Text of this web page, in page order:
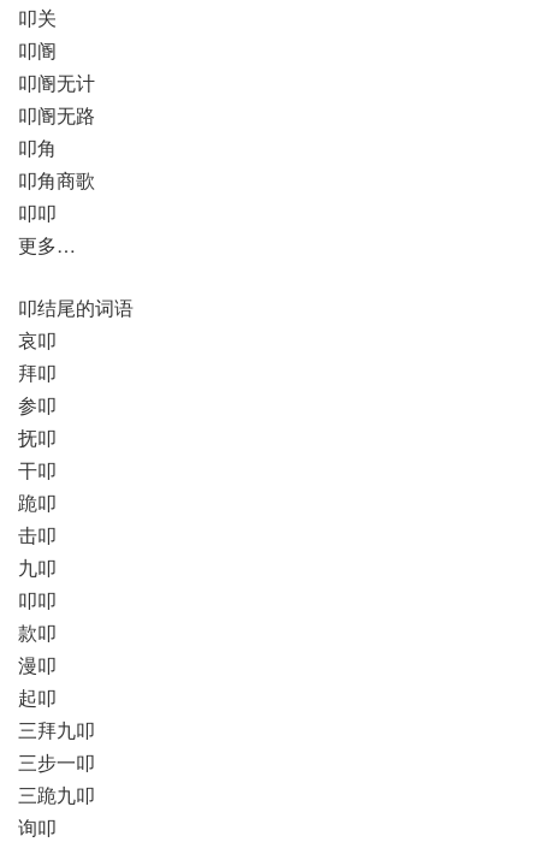
叩关
叩阍
叩阍无计
叩阍无路
叩角
叩角商歌
叩叩
更多…
叩结尾的词语
哀叩
拜叩
参叩
抚叩
干叩
跪叩
击叩
九叩
叩叩
款叩
漫叩
起叩
三拜九叩
三步一叩
三跪九叩
询叩